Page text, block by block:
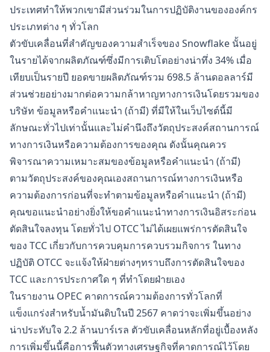
ประเทศทำให้พวกเขามีส่วนร่วมในการปฏิบัติงานขององค์กร
ประเภทต่าง ๆ ทั่วโลก
ตัวขับเคลื่อนที่สำคัญของความสำเร็จของ Snowflake นั้นอยู่
ในรายได้จากผลิตภัณฑ์ซึ่งมีการเติบโตอย่างน่าทึ่ง 34% เมื่อ
เทียบเป็นรายปี ยอดขายผลิตภัณฑ์รวม 698.5 ล้านดอลลาร์มี
ส่วนช่วยอย่างมากต่อความกล้าหาญทางการเงินโดยรวมของ
บริษัท ข้อมูลหรือคำแนะนำ (ถ้ามี) ที่มีให้ในเว็บไซต์นี้มี
ลักษณะทั่วไปเท่านั้นและไม่คำนึงถึงวัตถุประสงค์สถานการณ์
ทางการเงินหรือความต้องการของคุณ ดังนั้นคุณควร
พิจารณาความเหมาะสมของข้อมูลหรือคำแนะนำ (ถ้ามี)
ตามวัตถุประสงค์ของคุณเองสถานการณ์ทางการเงินหรือ
ความต้องการก่อนที่จะทำตามข้อมูลหรือคำแนะนำ (ถ้ามี)
คุณขอแนะนำอย่างยิ่งให้ขอคำแนะนำทางการเงินอิสระก่อน
ตัดสินใจลงทุน โดยทั่วไป OTCC ไม่ได้เผยแพร่การตัดสินใจ
ของ TCC เกี่ยวกับการควบคุมการควบรวมกิจการ ในทาง
ปฏิบัติ OTCC จะแจ้งให้ฝ่ายต่างๆทราบถึงการตัดสินใจของ
TCC และการประกาศใด ๆ ที่ทำโดยฝ่ายเอง
ในรายงาน OPEC คาดการณ์ความต้องการทั่วโลกที่
แข็งแกร่งสำหรับน้ำมันดิบในปี 2567 คาดว่าจะเพิ่มขึ้นอย่าง
น่าประทับใจ 2.2 ล้านบาร์เรล ตัวขับเคลื่อนหลักที่อยู่เบื้องหลัง
การเพิ่มขึ้นนี้คือการฟื้นตัวทางเศรษฐกิจที่คาดการณ์ไว้โดย